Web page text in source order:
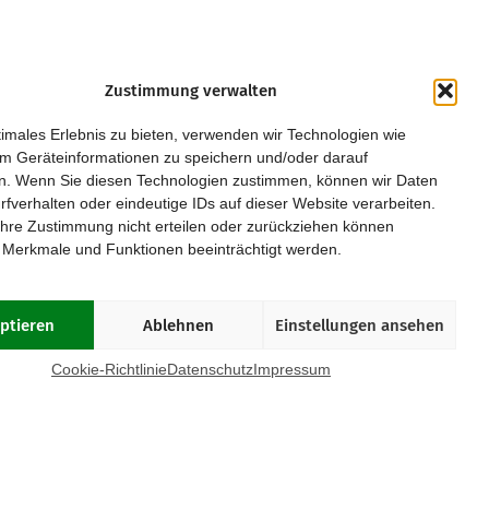
Zustimmung verwalten
Erlebnis zu bieten, verwenden wir Technologien wie
Geräteinformationen zu speichern und/oder darauf
Wenn Sie diesen Technologien zustimmen, können wir Daten
oder eindeutige IDs auf dieser Website verarbeiten.
Zustimmung nicht erteilen oder zurückziehen können
und Funktionen beeinträchtigt werden.
Ablehnen Einstellungen ansehen
Cookie-RichtlinieDatenschutzImpressum
Leipzig
Magdeburg
München
Münster
Osnabrück
Paderborn
Rhein/Main
Ruhrgebiet
Saar/Trier
Stuttgart
Würzburg
RICHTLINIE (EU)